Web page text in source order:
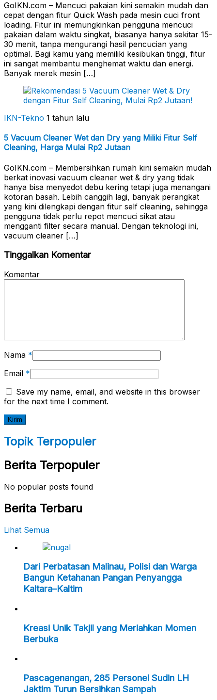
GoIKN.com – Mencuci pakaian kini semakin mudah dan
cepat dengan fitur Quick Wash pada mesin cuci front
loading. Fitur ini memungkinkan pengguna mencuci
pakaian dalam waktu singkat, biasanya hanya sekitar 15-
30 menit, tanpa mengurangi hasil pencucian yang
optimal. Bagi kamu yang memiliki kesibukan tinggi, fitur
ini sangat membantu menghemat waktu dan energi.
Banyak merek mesin […]
IKN-Tekno 1 tahun lalu
5 Vacuum Cleaner Wet dan Dry yang Miliki Fitur Self
Cleaning, Harga Mulai Rp2 Jutaan
GoIKN.com – Membersihkan rumah kini semakin mudah
berkat inovasi vacuum cleaner wet & dry yang tidak
hanya bisa menyedot debu kering tetapi juga menangani
kotoran basah. Lebih canggih lagi, banyak perangkat
yang kini dilengkapi dengan fitur self cleaning, sehingga
pengguna tidak perlu repot mencuci sikat atau
mengganti filter secara manual. Dengan teknologi ini,
vacuum cleaner […]
Tinggalkan Komentar
Komentar
Nama *
Email *
Save my name, email, and website in this browser
for the next time I comment.
Topik Terpopuler
Berita Terpopuler
No popular posts found
Berita Terbaru
Lihat Semua
Dari Perbatasan Malinau, Polisi dan Warga
Bangun Ketahanan Pangan Penyangga
Kaltara–Kaltim
Kreasi Unik Takjil yang Meriahkan Momen
Berbuka
Pascagenangan, 285 Personel Sudin LH
Jaktim Turun Bersihkan Sampah